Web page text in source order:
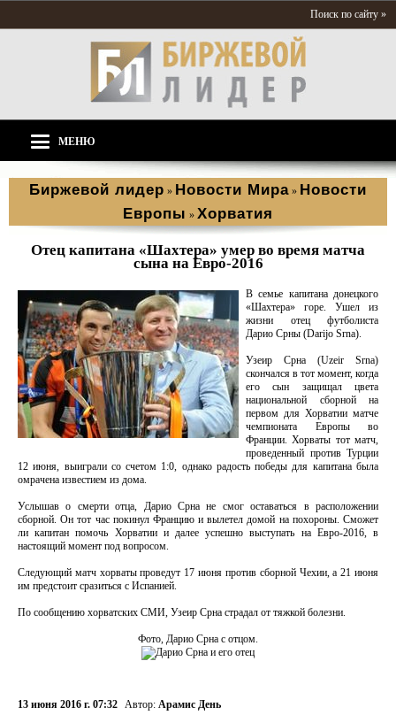
Поиск по сайту »
МЕНЮ
Биржевой лидер » Новости Мира » Новости
Европы » Хорватия
Отец капитана «Шахтера» умер во время матча
сына на Евро-2016
В семье капитана донецкого
«Шахтера» горе. Ушел из
жизни отец футболиста
Дарио Срны (Darijo Srna).
Узеир Срна (Uzeir Srna)
скончался в тот момент, когда
его сын защищал цвета
национальной сборной на
первом для Хорватии матче
чемпионата Европы во
Франции. Хорваты тот матч,
проведенный против Турции
12 июня, выиграли со счетом 1:0, однако радость победы для капитана была
омрачена известием из дома.
Услышав о смерти отца, Дарио Срна не смог оставаться в расположении
сборной. Он тот час покинул Францию и вылетел домой на похороны. Сможет
ли капитан помочь Хорватии и далее успешно выступать на Евро-2016, в
настоящий момент под вопросом.
Следующий матч хорваты проведут 17 июня против сборной Чехии, а 21 июня
им предстоит сразиться с Испанией.
По сообщению хорватских СМИ, Узеир Срна страдал от тяжкой болезни.
Фото, Дарио Срна с отцом.
13 июня 2016 г. 07:32 Автор: Арамис День